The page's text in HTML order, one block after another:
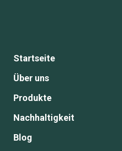
Startseite
Über uns
Produkte
Nachhaltigkeit
Blog